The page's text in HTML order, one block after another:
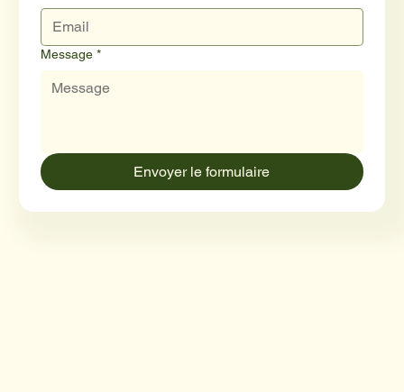
Message *
Envoyer le formulaire